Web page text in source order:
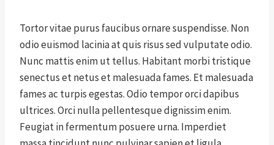
Tortor vitae purus faucibus ornare suspendisse. Non
odio euismod lacinia at quis risus sed vulputate odio.
Nunc mattis enim ut tellus. Habitant morbi tristique
senectus et netus et malesuada fames. Et malesuada
fames ac turpis egestas. Odio tempor orci dapibus
ultrices. Orci nulla pellentesque dignissim enim.
Feugiat in fermentum posuere urna. Imperdiet